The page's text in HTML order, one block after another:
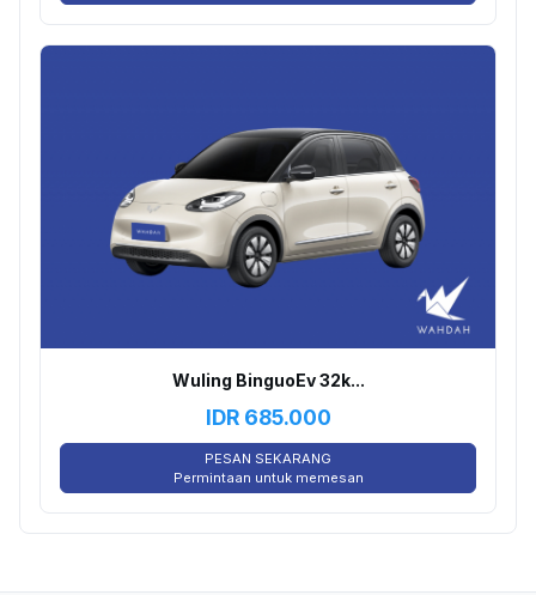
Wuling BinguoEv 32k...
IDR 685.000
PESAN SEKARANG
Permintaan untuk memesan